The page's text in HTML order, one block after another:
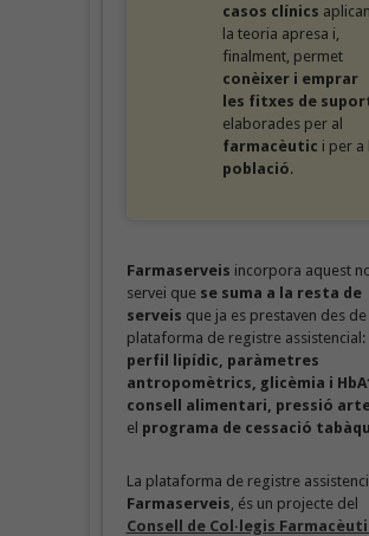
casos clínics
la teoria apresa i,
finalment, permet
conèixer i emprar
les fitxes de
elaborades per al
farmacèutic i per a
població.
Farmaserveis incorpora aquest
servei que se suma a la resta de
serveis que ja es prestaven des de
plataforma de registre assistencial:
perfil lipídic, paràmetres
antropomètrics, glicèmia i
consell alimentari, pressió
el programa de cessació
La plataforma de registre
Farmaserveis , és un projecte del
Consell de Col·legis